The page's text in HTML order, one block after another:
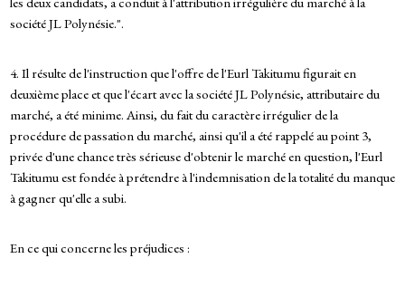
société JL Polynésie.".
4. Il résulte de l'instruction que l'offre de l'Eurl Takitumu figurait en
deuxième place et que l'écart avec la société JL Polynésie, attributaire du
marché, a été minime. Ainsi, du fait du caractère irrégulier de la
procédure de passation du marché, ainsi qu'il a été rappelé au point 3,
privée d'une chance très sérieuse d'obtenir le marché en question, l'Eurl
Takitumu est fondée à prétendre à l'indemnisation de la totalité du manque
à gagner qu'elle a subi.
En ce qui concerne les préjudices :